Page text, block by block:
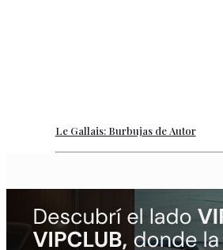
Le Gallais: Burbujas de Autor